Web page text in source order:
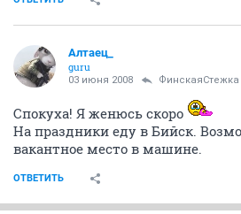
Алтаец_
guru
03 июня 2008 ФинскаяСтежка
Спокуха! Я женюсь скоро
На праздники еду в Бийск.
вакантное место в машине.
ОТВЕТИТЬ